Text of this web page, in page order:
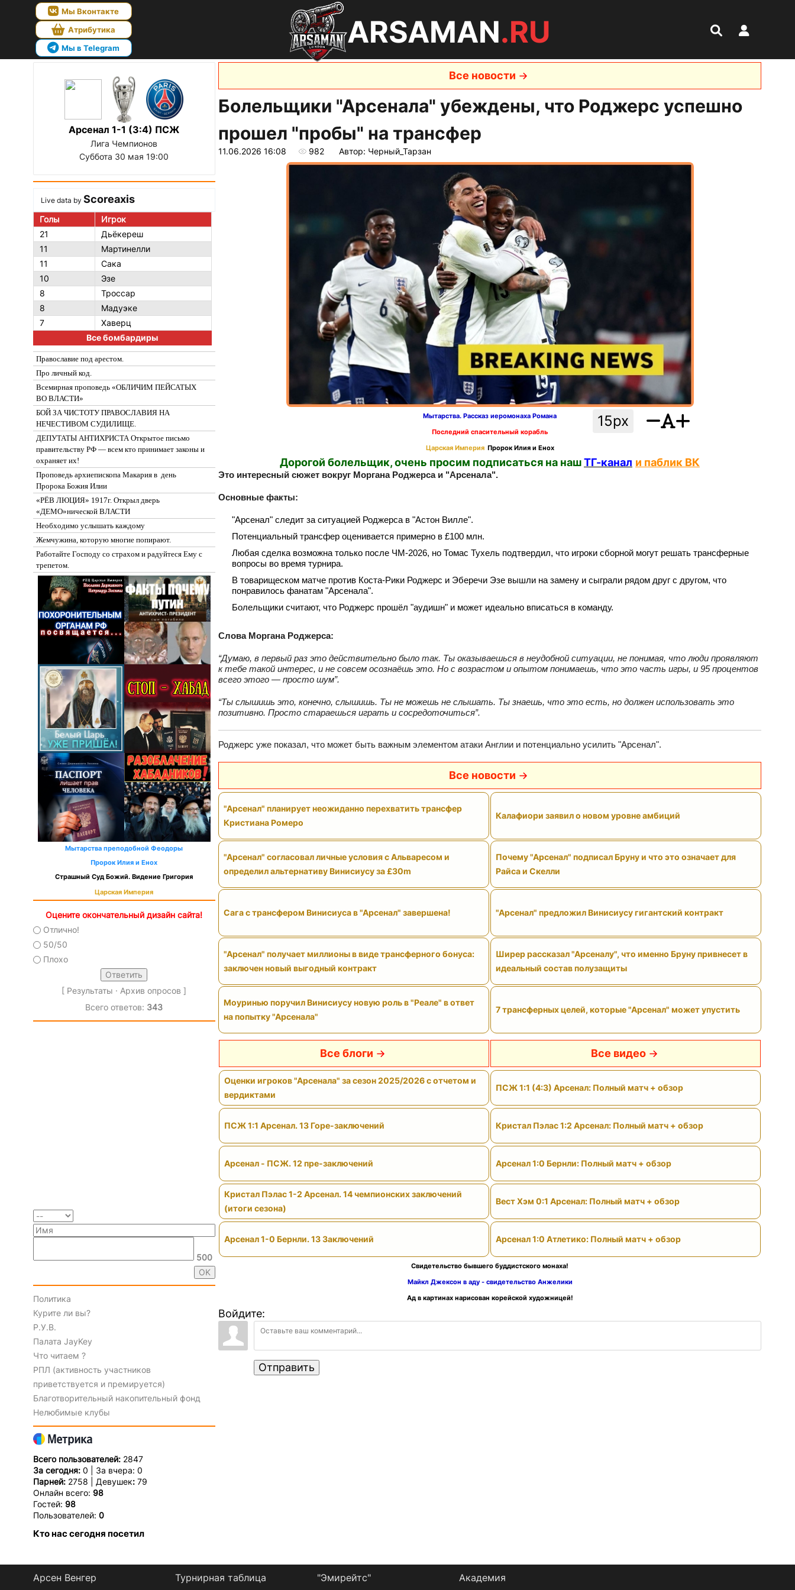
Мы Вконтакте
Атрибутика
Мы в Telegram
ARSAMAN.RU
Арсенал 1-1 (3:4) ПСЖ
Лига Чемпионов
Суббота 30 мая 19:00
Live data by Scoreaxis
Голы
Игрок
21
Дьёкереш
11
Мартинелли
11
Сака
10
Эзе
8
Троссар
8
Мадуэке
7
Хаверц
Все бомбардиры
Православие под арестом.
Про личный код.
Всемирная проповедь «ОБЛИЧИМ ПЕЙСАТЫХ
ВО ВЛАСТИ»
БОЙ ЗА ЧИСТОТУ ПРАВОСЛАВИЯ НА
НЕЧЕСТИВОМ СУДИЛИЩЕ.
ДЕПУТАТЫ АНТИХРИСТА Открытое письмо
правительству РФ — всем кто принимает законы и
охраняет их!
Проповедь архиепископа Макария в день
Пророка Божия Илии
«РЁВ ЛЮЦИЯ» 1917г. Открыл дверь
«ДЕМО»нической ВЛАСТИ
Необходимо услышать каждому
Жемчужина, которую многие попирают.
Работайте Господу со страхом и радуйтеся Ему с
трепетом.
Мытарства преподобной Феодоры
Пророк Илия и Енох
Страшный Суд Божий. Видение Григория
Царская Империя
Оцените окончательный дизайн сайта!
Отлично!
50/50
Плохо
[ Результаты · Архив опросов ]
Всего ответов: 343
500
Политика
Курите ли вы?
Р.У.В.
Палата JayKey
Что читаем ?
РПЛ (активность участников
приветствуется и премируется)
Благотворительный накопительный фонд
Нелюбимые клубы
Всего пользователей: 2847
За сегодня: 0 | За вчера: 0
Парней: 2758 | Девушек:79
Онлайн всего: 98
Гостей: 98
Пользователей: 0
Кто нас сегодня посетил
Все новости
Болельщики "Арсенала" убеждены, что Роджерс успешно
прошел "пробы" на трансфер
11.06.2026 16:08 982 Автор: Черный_Тарзан
15px
Мытарства. Рассказ иеромонаха Романа
Последний спасительный корабль
Царская Империя Пророк Илия и Енох
Дорогой болельщик, очень просим подписаться на нашТГ-канал и паблик ВК
Это интересный сюжет вокруг Моргана Роджерса и "Арсенала".
Основные факты:
"Арсенал" следит за ситуацией Роджерса в "Астон Вилле".
Потенциальный трансфер оценивается примерно в £100 млн.
Любая сделка возможна только после ЧМ‑2026, но Томас Тухель подтвердил, что игроки сборной могут решать трансферные
вопросы во время турнира.
В товарищеском матче против Коста‑Рики Роджерс и Эберечи Эзе вышли на замену и сыграли рядом друг с другом, что
понравилось фанатам "Арсенала".
Болельщики считают, что Роджерс прошёл "аудишн" и может идеально вписаться в команду.
Слова Моргана Роджерса:
“Думаю, в первый раз это действительно было так. Ты оказываешься в неудобной ситуации, не понимая, что люди проявляют
к тебе такой интерес, и не совсем осознаёшь это. Но с возрастом и опытом понимаешь, что это часть игры, и 95 процентов
всего этого — просто шум”.
“Ты слышишь это, конечно, слышишь. Ты не можешь не слышать. Ты знаешь, что это есть, но должен использовать это
позитивно. Просто стараешься играть и сосредоточиться”.
Роджерс уже показал, что может быть важным элементом атаки Англии и потенциально усилить "Арсенал".
Все новости
"Арсенал" планирует неожиданно перехватить трансфер
Кристиана Ромеро
Калафиори заявил о новом уровне амбиций
"Арсенал" согласовал личные условия с Альваресом и
определил альтернативу Винисиусу за £30m
Почему "Арсенал" подписал Бруну и что это означает для
Райса и Скелли
Сага с трансфером Винисиуса в "Арсенал" завершена! "Арсенал" предложил Винисиусу гигантский контракт
"Арсенал" получает миллионы в виде трансферного бонуса:
заключен новый выгодный контракт
Ширер рассказал "Арсеналу", что именно Бруну привнесет в
идеальный состав полузащиты
Моуринью поручил Винисиусу новую роль в "Реале" в ответ
на попытку "Арсенала"
7 трансферных целей, которые "Арсенал" может упустить
Все блоги
Оценки игроков "Арсенала" за сезон 2025/2026 с отчетом и
вердиктами
ПСЖ 1:1 Арсенал. 13 Горе-заключений
Арсенал - ПСЖ. 12 пре-заключений
Кристал Пэлас 1-2 Арсенал. 14 чемпионских заключений
(итоги сезона)
Арсенал 1-0 Бернли. 13 Заключений
Все видео
ПСЖ 1:1 (4:3) Арсенал: Полный матч + обзор
Кристал Пэлас 1:2 Арсенал: Полный матч + обзор
Арсенал 1:0 Бернли: Полный матч + обзор
Вест Хэм 0:1 Арсенал: Полный матч + обзор
Арсенал 1:0 Атлетико: Полный матч + обзор
Свидетельство бывшего буддистского монаха!
Майкл Джексон в аду - свидетельство Анжелики
Ад в картинах нарисован корейской художницей!
Войдите:
Отправить
Арсен Венгер Турнирная таблица "Эмирейтс" Академия